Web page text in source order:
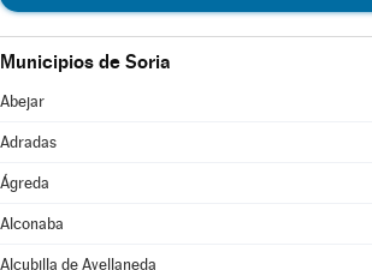
Municipios de Soria
Abejar
Adradas
Ágreda
Alconaba
Alcubilla de Avellaneda